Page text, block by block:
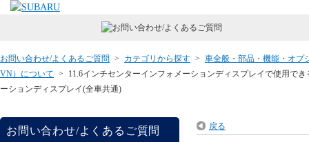
お問い合わせ/よくあるご質問 > カテゴリから探す > 車全般・部品・機能・オプ
VN）について >
11.6インチセンターインフォメーションディスプレイで使用で
ーションディスプレイ(全車共通)
お問い合わせ/よくあるご質問 戻る